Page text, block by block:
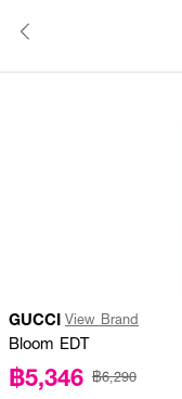
GUCCI View Brand
Bloom EDT
฿5,346 ฿6,290